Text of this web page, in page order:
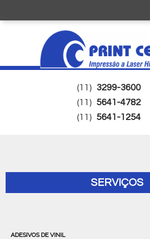
(11) 3299-3600
(11) 5641-4782
(11) 5641-1254
SERVIÇOS
ADESIVOS DE VINIL